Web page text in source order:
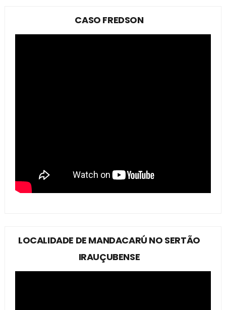
CASO FREDSON
LOCALIDADE DE MANDACARÚ NO SERTÃO
IRAUÇUBENSE